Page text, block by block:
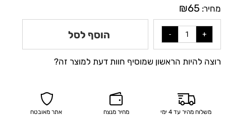
מחיר: ₪65
הוסף לסל
רוצה להיות הראשון שמוסיף חוות דעת למוצר זה?
משלוח מהיר עד 4 ימי
מחיר מנצח אתר מאובטח